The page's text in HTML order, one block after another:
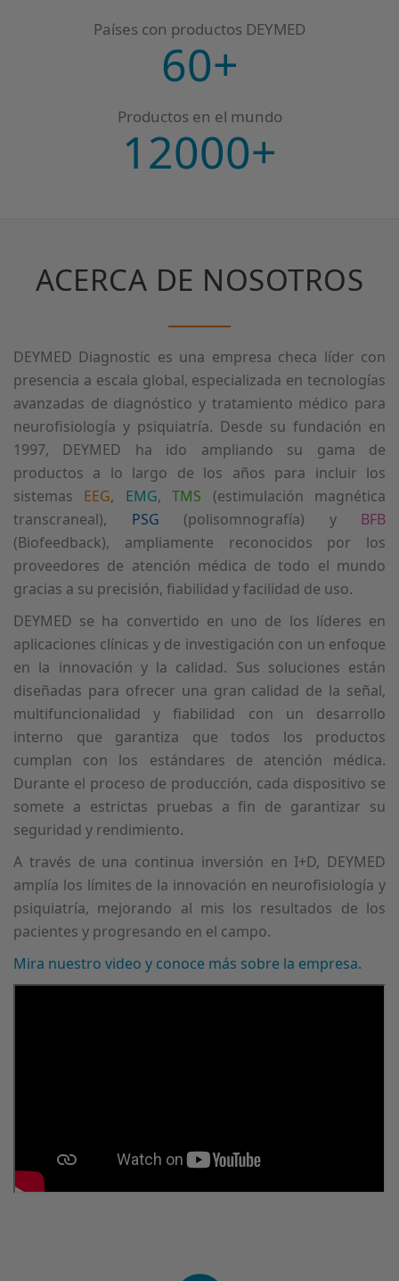
Países con productos DEYMED
60+
Productos en el mundo
12000+
ACERCA DE NOSOTROS
DEYMED Diagnostic es una empresa checa líder con
presencia a escala global, especializada en tecnologías
avanzadas de diagnóstico y tratamiento médico para
neurofisiología y psiquiatría. Desde su fundación en
1997, DEYMED ha ido ampliando su gama de
productos a lo largo de los años para incluir los
sistemas EEG, EMG,TMS (estimulación magnética
transcraneal), PSG (polisomnografía) y BFB
(Biofeedback), ampliamente reconocidos por los
proveedores de atención médica de todo el mundo
gracias a su precisión, fiabilidad y facilidad de uso.
DEYMED se ha convertido en uno de los líderes en
aplicaciones clínicas y de investigación con un enfoque
en la innovación y la calidad. Sus soluciones están
diseñadas para ofrecer una gran calidad de la señal,
multifuncionalidad y fiabilidad con un desarrollo
interno que garantiza que todos los productos
cumplan con los estándares de atención médica.
Durante el proceso de producción, cada dispositivo se
somete a estrictas pruebas a fin de garantizar su
seguridad y rendimiento.
A través de una continua inversión en I+D, DEYMED
amplía los límites de la innovación en neurofisiología y
psiquiatría, mejorando al mis los resultados de los
pacientes y progresando en el campo.
Mira nuestro video y conoce más sobre la empresa.